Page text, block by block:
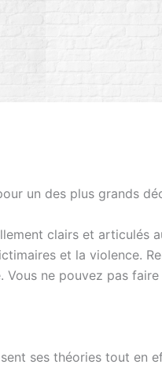
un des plus grands
clairs et articulés
et la violence.
ne pouvez pas
ses théories tout en